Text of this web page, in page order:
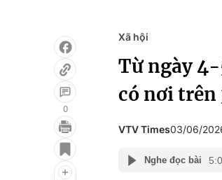
Điện ảnh
Du
0
Xã hội
Từ ngày 4-
có nơi trên
VTV Times03/06/
Nghe đọc bài